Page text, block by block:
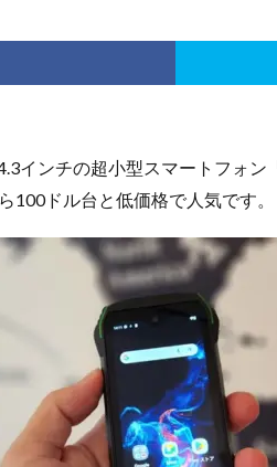
インチの超小型スマートフォン
100ドル台と低価格で人気です。